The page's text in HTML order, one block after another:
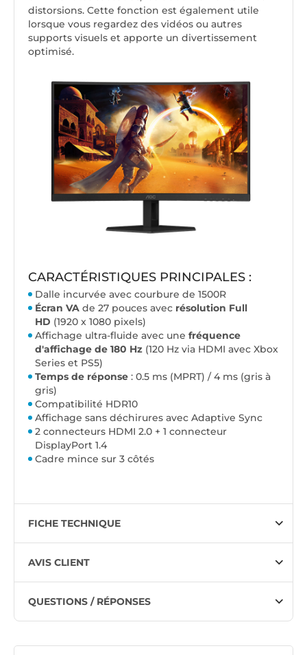
distorsions. Cette fonction est également utile
lorsque vous regardez des vidéos ou autres
supports visuels et apporte un divertissement
optimisé.
CARACTÉRISTIQUES PRINCIPALES :
Dalle incurvée avec courbure de 1500R
Écran VA de 27 pouces avec résolution Full
HD (1920 x 1080 pixels)
Affichage ultra-fluide avec une fréquence
d'affichage de 180 Hz (120 Hz via HDMI avec Xbox
Series et PS5)
Temps de réponse : 0.5 ms (MPRT) / 4 ms (gris à
gris)
Compatibilité HDR10
Affichage sans déchirures avec Adaptive Sync
2 connecteurs HDMI 2.0 + 1 connecteur
DisplayPort 1.4
Cadre mince sur 3 côtés
FICHE TECHNIQUE
AVIS CLIENT
QUESTIONS / RÉPONSES